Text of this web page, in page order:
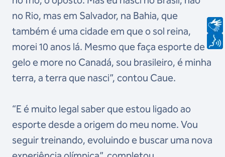
no Rio, mas em Salvador, na Bahia, que
também é uma cidade em que o sol reina,
morei 10 anos lá. Mesmo que faça esporte de
gelo e more no Canadá, sou brasileiro, é minha
terra, a terra que nasci”, contou Caue.
“E é muito legal saber que estou ligado ao
esporte desde a origem do meu nome. Vou
seguir treinando, evoluindo e buscar uma nova